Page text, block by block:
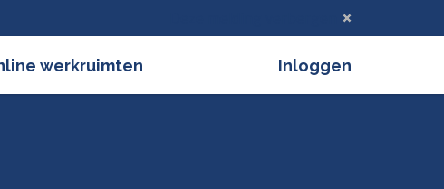
werkruimten Inloggen